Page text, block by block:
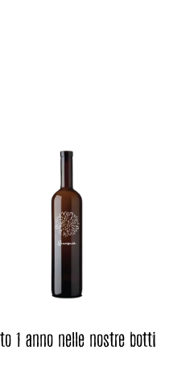
1 anno nelle nostre botti